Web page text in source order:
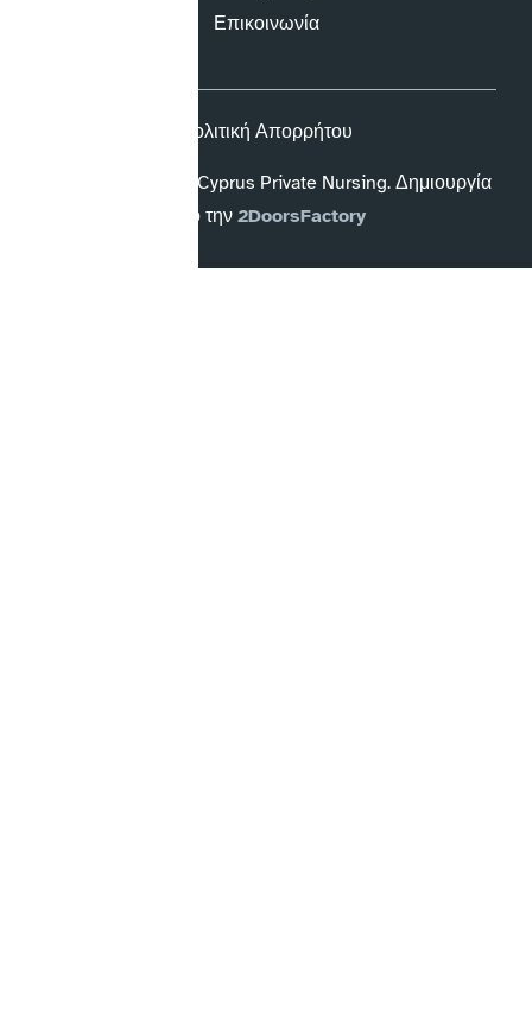
Επικοινωνία
Copyright © 2026 Cyprus Private Nursing. Δημιουργία
από την 2DoorsFactory
Πολιτική Απορρήτου